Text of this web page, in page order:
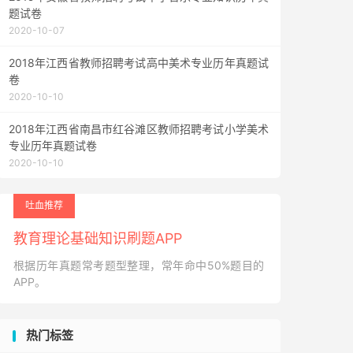
题试卷
2020-10-07
2018年江西省教师招聘考试高中美术专业历年真题试
卷
2020-10-10
2018年江西省南昌市红谷滩区教师招聘考试小学美术
专业历年真题试卷
2020-10-10
吐血推荐
教育理论基础知识刷题APP
根据历年真题常考题型整理，常年命中50%题目的
APP。
热门标签